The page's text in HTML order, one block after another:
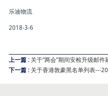
乐迪物流
2018-3-6
上一篇 : 关于“两会”期间安检升级邮件
下一篇 : 关于香港敦豪黑名单列表---